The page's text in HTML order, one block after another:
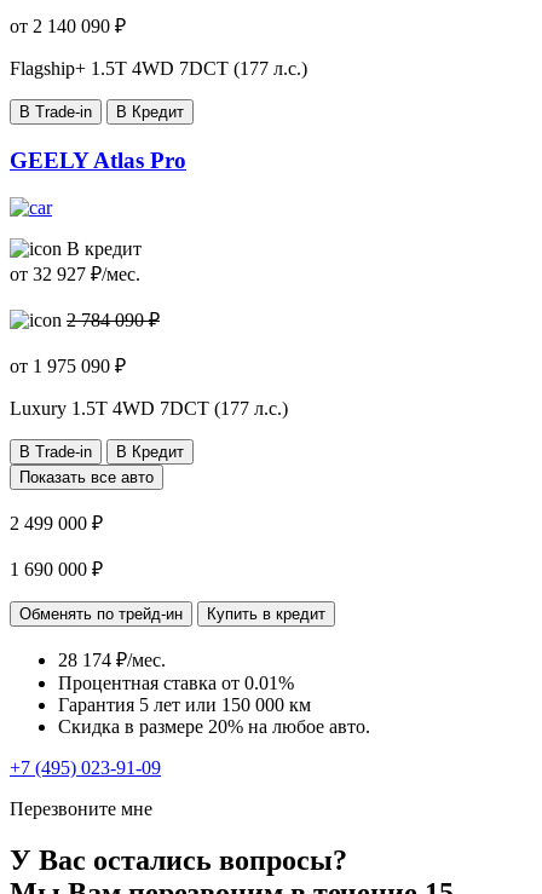
от 2 140 090 ₽
Flagship+ 1.5T 4WD 7DCT (177 л.с.)
В Trade-in В Кредит
GEELY Atlas Pro
В кредит
от 32 927 ₽/мес.
2 784 090 ₽
от 1 975 090 ₽
Luxury 1.5T 4WD 7DCT (177 л.с.)
В Trade-in
В Кредит
Показать все авто
2 499 000 ₽
1 690 000 ₽
Обменять по трейд-ин Купить в кредит
28 174 ₽/мес.
Процентная ставка от 0.01%
Гарантия 5 лет или 150 000 км
Скидка в размере 20% на любое авто.
+7 (495) 023-91-09
Перезвоните мне
У Вас остались вопросы?